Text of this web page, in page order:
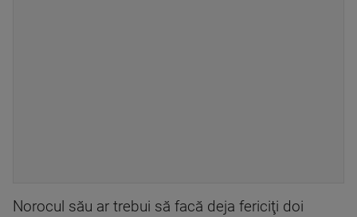
Norocul său ar trebui să facă deja fericiţi doi